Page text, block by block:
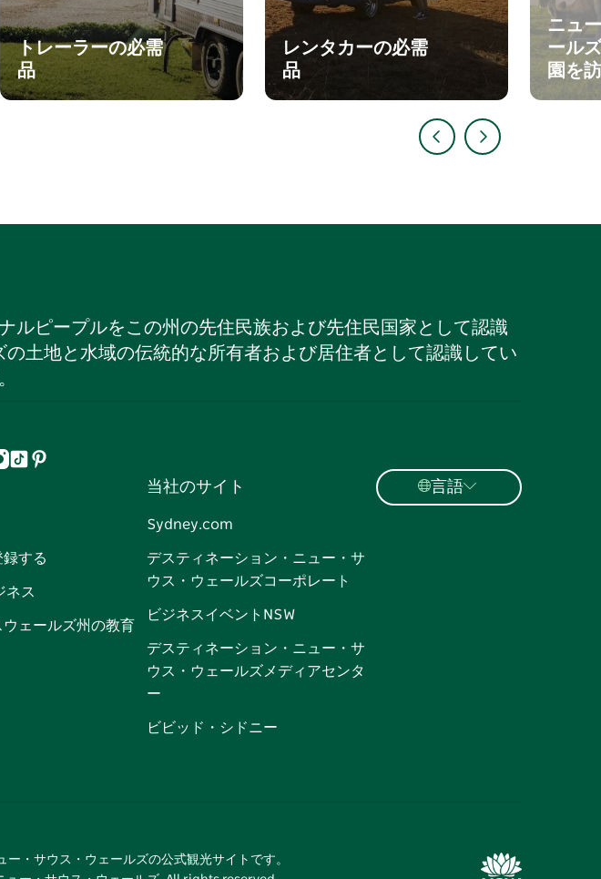
トレーラーの必需
品
レンタカーの必需
品
ニュ
ール
園を
ルピープルをこの州の先住民族および先住民国家として認識
土地と水域の伝統的な所有者および居住者として認識してい
テ
ト
ピ
ス
録する
ネス
ェールズ州の教育
当社のサイト
Sydney.com
デスティネーション・ニュー・サ
ウス・ウェールズコーポレート
ビジネスイベントNSW
デスティネーション・ニュー・サ
ウス・ウェールズメディアセンタ
ー
ビビッド・シドニー
言語
・サウス・ウェールズの公式観光サイトです。